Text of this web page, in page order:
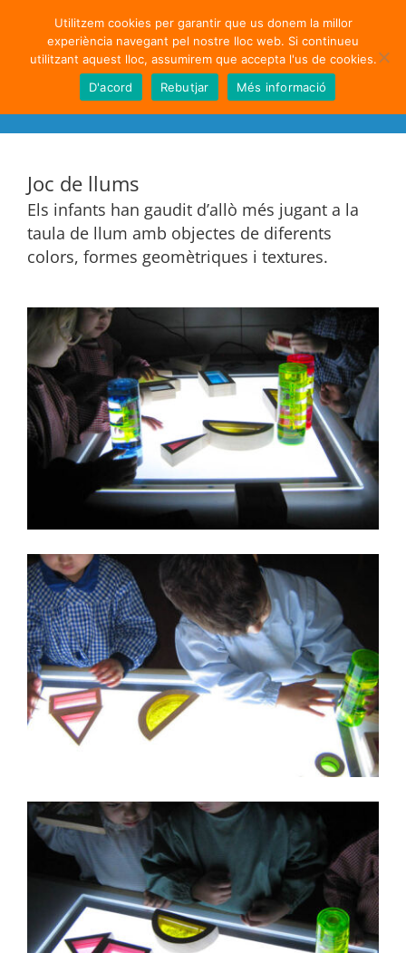
content
Joc de llums
Els infants han gaudit d’allò més jugant a la
taula de llum amb objectes de diferents
colors, formes geomètriques i textures.
Utilitzem cookies per garantir que us donem la millor
experiència navegant pel nostre lloc web. Si continueu
utilitzant aquest lloc, assumirem que accepta l'us de cookies.
D'acord
Rebutjar Més informació